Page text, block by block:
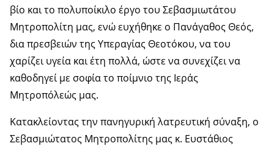
βίο και το πολυποίκιλο έργο του Σεβασμιωτάτου
Μητροπολίτη μας, ενώ ευχήθηκε ο Πανάγαθος Θεός,
δια πρεσβειών της Υπεραγίας Θεοτόκου, να του
χαρίζει υγεία και έτη πολλά, ώστε να συνεχίζει να
καθοδηγεί με σοφία το ποίμνιο της Ιεράς
Μητροπόλεώς μας.
Κατακλείοντας την πανηγυρική λατρευτική σύναξη, ο
Σεβασμιώτατος Μητροπολίτης μας κ. Ευστάθιος